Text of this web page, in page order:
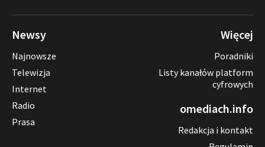
Newsy
Najnowsze
Telewizja
Internet
Radio
Prasa
Więcej
Poradniki
Listy kanałów platform
cyfrowych
omediach.info
Redakcja i kontakt